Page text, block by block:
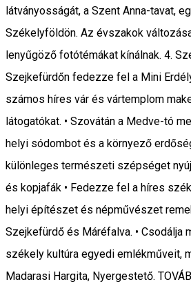
látványosságát, a Szent Anna-tavat,
Székelyföldön. Az évszakok
lenyűgöző fotótémákat kínálnak. 4.
Szejkefürdőn fedezze fel a Mini
számos híres vár és vártemplom
látogatókat. • Szovátán a Medve-tó
helyi sódombot és a környező
különleges természeti szépséget
és kopjafák • Fedezze fel a híres
helyi építészet és népművészet
Szejkefürdő és Máréfalva. • Csodálja
székely kultúra egyedi emlékműveit,
Madarasi Hargita, Nyergestető.